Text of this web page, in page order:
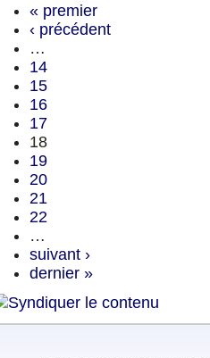
« premier
‹ précédent
…
14
15
16
17
18
19
20
21
22
…
suivant ›
dernier »